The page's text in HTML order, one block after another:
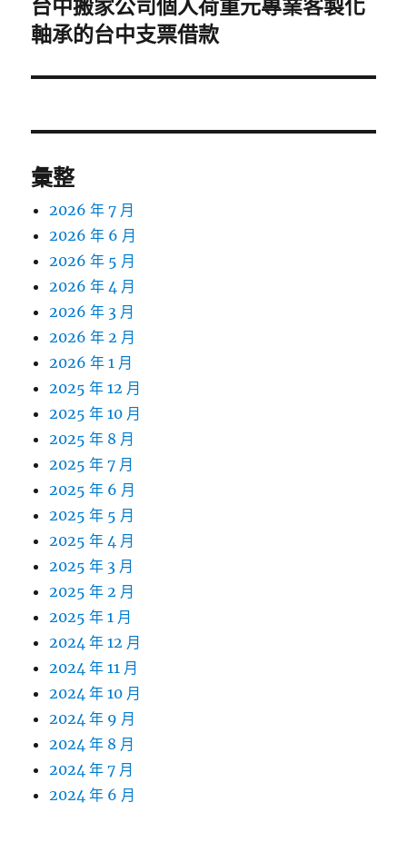
下
一
文
台中搬家公司個人荷重元專業客製化
軸承的台中支票借款
彙整
2026 年 7 月
2026 年 6 月
2026 年 5 月
2026 年 4 月
2026 年 3 月
2026 年 2 月
2026 年 1 月
2025 年 12 月
2025 年 10 月
2025 年 8 月
2025 年 7 月
2025 年 6 月
2025 年 5 月
2025 年 4 月
2025 年 3 月
2025 年 2 月
2025 年 1 月
2024 年 12 月
2024 年 11 月
2024 年 10 月
2024 年 9 月
2024 年 8 月
2024 年 7 月
2024 年 6 月